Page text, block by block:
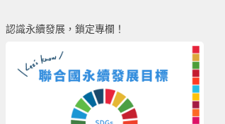
認識永續發展，鎖定專欄！